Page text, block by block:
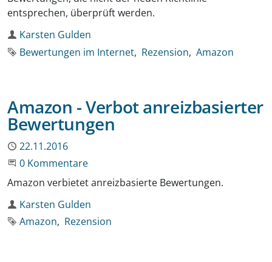
entsprechen, überprüft werden.
Autor
Karsten Gulden
Schlagworte
Bewertungen im Internet Rezension Amazon
Amazon - Verbot anreizbasierter
Bewertungen
Publiziert
22.11.2016
Beginne eine Unterhaltung
0 Kommentare
Amazon verbietet anreizbasierte Bewertungen.
Autor
Karsten Gulden
Schlagworte
Amazon Rezension